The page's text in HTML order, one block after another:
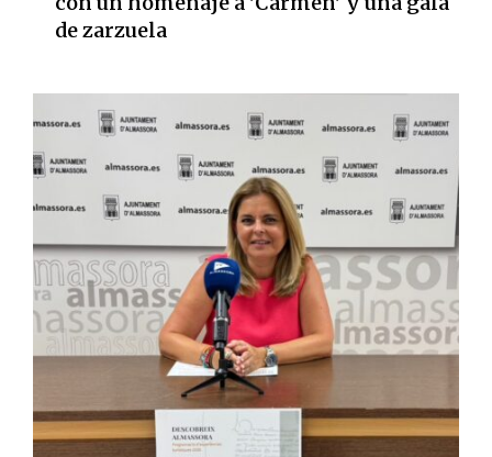
de zarzuela